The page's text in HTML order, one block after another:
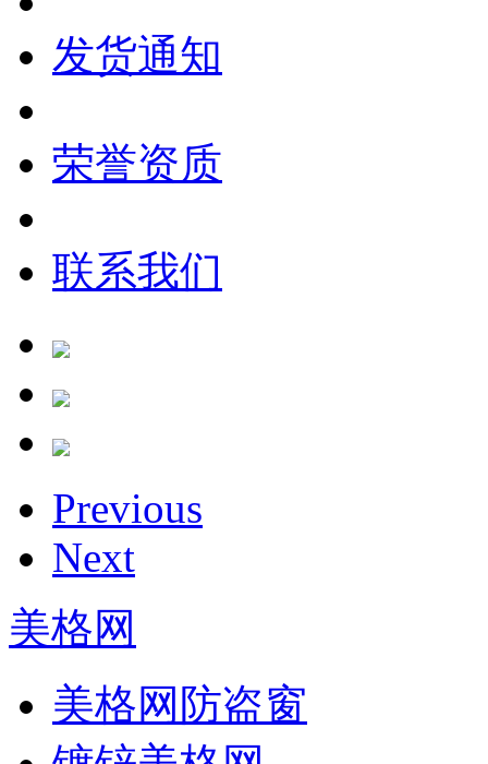
发货通知
荣誉资质
联系我们
Previous
Next
美格网
美格网防盗窗